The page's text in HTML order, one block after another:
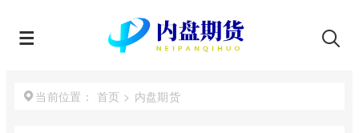
当前位置： 首页 > 内盘期货